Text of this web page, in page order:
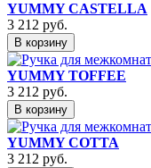
YUMMY CASTELLA
3 212 руб.
В корзину
YUMMY TOFFEE
3 212 руб.
В корзину
YUMMY COTTA
3 212 руб.